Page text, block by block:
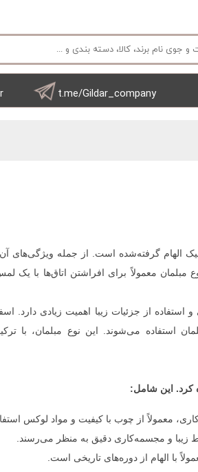
t.me/Gildar_company
الهام گرفته‌شده است. از جمله ویژگی‌های
معمولاً برای افراشتن اتاق‌ها با یک
از جزئیات زیبا اهمیت زیادی دارد.
استفاده می‌شوند. این نوع مبلمان، با
کرد. این شامل:
معمولاً از چوب با کیفیت و مواد لوکس
زیبا و مجسمه‌کاری دقیق به منظر می‌رسند.
با الهام از دوره‌های تاریخی است.